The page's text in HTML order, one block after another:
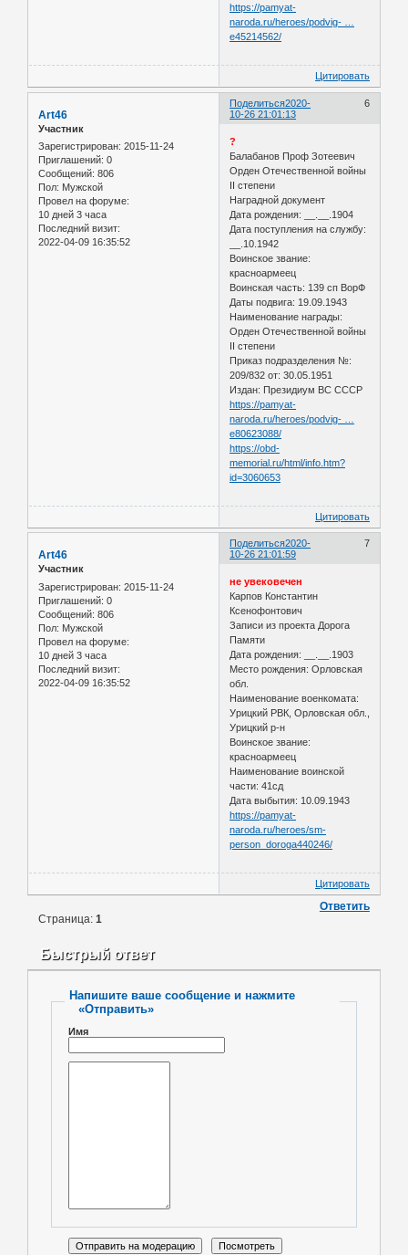
https://pamyat-
naroda.ru/heroes/podvig- …
e45214562/
Цитировать
Поделиться 6
2020-
10-26 21:01:13
Art46
Участник
Зарегистрирован: 2015-11-24
Приглашений: 0
Сообщений: 806
Пол: Мужской
Провел на форуме:
10 дней 3 часа
Последний визит:
2022-04-09 16:35:52
?
Балабанов Проф Зотеевич
Орден Отечественной войны
II степени
Наградной документ
Дата рождения: __.__.1904
Дата поступления на службу:
__.10.1942
Воинское звание:
красноармеец
Воинская часть: 139 сп ВорФ
Даты подвига: 19.09.1943
Наименование награды:
Орден Отечественной войны
II степени
Приказ подразделения №:
209/832 от: 30.05.1951
Издан: Президиум ВС СССР
https://pamyat-
naroda.ru/heroes/podvig- …
e80623088/
https://obd-
memorial.ru/html/info.htm?
id=3060653
Цитировать
Поделиться 7
2020-
10-26 21:01:59
Art46
Участник
Зарегистрирован: 2015-11-24
Приглашений: 0
Сообщений: 806
Пол: Мужской
Провел на форуме:
10 дней 3 часа
Последний визит:
2022-04-09 16:35:52
не увековечен
Карпов Константин
Ксенофонтович
Записи из проекта Дорога
Памяти
Дата рождения: __.__.1903
Место рождения: Орловская
обл.
Наименование военкомата:
Урицкий РВК, Орловская обл.,
Урицкий р-н
Воинское звание:
красноармеец
Наименование воинской
части: 41сд
Дата выбытия: 10.09.1943
https://pamyat-
naroda.ru/heroes/sm-
person_doroga440246/
Цитировать
Ответить
Страница:1
Быстрый ответ
Напишите ваше сообщение и нажмите
«Отправить»
Имя